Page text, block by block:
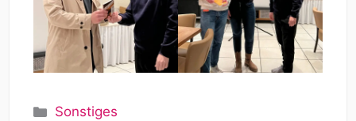
Kategorien
Sonstiges